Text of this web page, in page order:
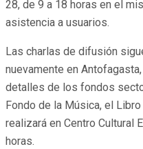
28, de 9 a 18 horas en el
asistencia a usuarios.
Las charlas de difusión
nuevamente en
detalles de los fondos
Fondo de la Música, el
realizará en Centro Cultural
horas.